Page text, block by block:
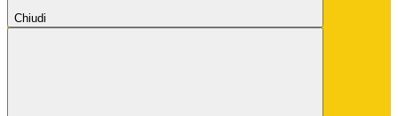
Chiudi